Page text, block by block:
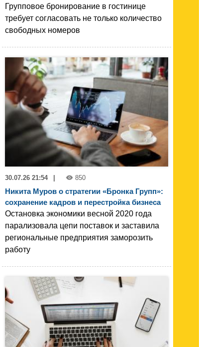
Групповое бронирование в гостинице
требует согласовать не только количество
свободных номеров
30.07.26 21:54 850
Никита Муров о стратегии «Бронка Групп»:
сохранение кадров и перестройка бизнеса
Остановка экономики весной 2020 года
парализовала цепи поставок и заставила
региональные предприятия заморозить
работу